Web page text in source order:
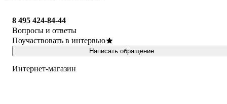
8 495 424-84-44
Вопросы и ответы
Поучаствовать в интервью
Написать обращение
Интернет-магазин